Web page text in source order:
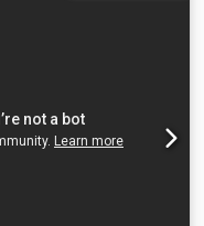
Ac Ioa Bouwjaar:
1,5 t Totaalgewicht
stoel,